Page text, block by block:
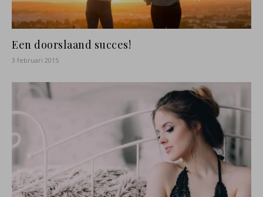
Een doorslaand succes!
3 februari 2015